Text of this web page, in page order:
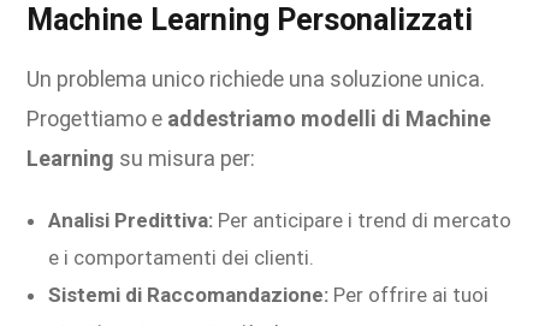
Machine Learning Personalizzati
Un problema unico richiede una soluzione unica.
Progettiamo e addestriamo modelli di Machine
Learning su misura per:
Analisi Predittiva: Per anticipare i trend di mercato
e i comportamenti dei clienti.
Sistemi di Raccomandazione: Per offrire ai tuoi